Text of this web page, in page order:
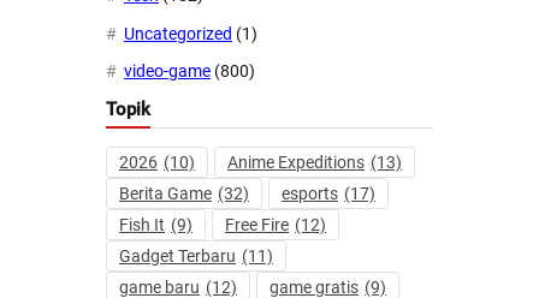
Uncategorized (1)
video-game (800)
Topik
2026 (10) Anime Expeditions (13)
Berita Game (32) esports (17)
Fish It (9) Free Fire (12)
Gadget Terbaru (11)
game baru (12) game gratis (9)